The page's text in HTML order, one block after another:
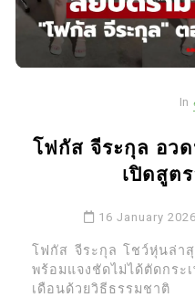
In
โฟกัส จีระกุล อว
เปิดสูต
16 January 2026
โฟกัส จีระกุล โชว์หุ่นล่าสุ
พร้อมแจงชัดไม่ได้ตัดกระ
เดือนด้วยวิธีธรรมชาติ